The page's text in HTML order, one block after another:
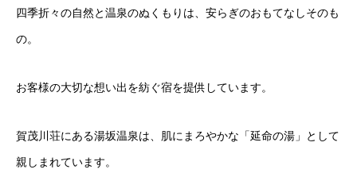
四季折々の自然と温泉のぬくもりは、安らぎのおもてなしそのも
の。
お客様の大切な想い出を紡ぐ宿を提供しています。
賀茂川荘にある湯坂温泉は、肌にまろやかな「延命の湯」として
親しまれています。